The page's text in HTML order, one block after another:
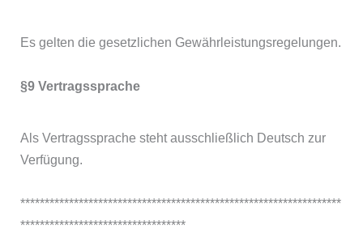
Es gelten die gesetzlichen Gewährleistungsregelungen.
§9 Vertragssprache
Als Vertragssprache steht ausschließlich Deutsch zur
Verfügung.
******************************************************************
**********************************